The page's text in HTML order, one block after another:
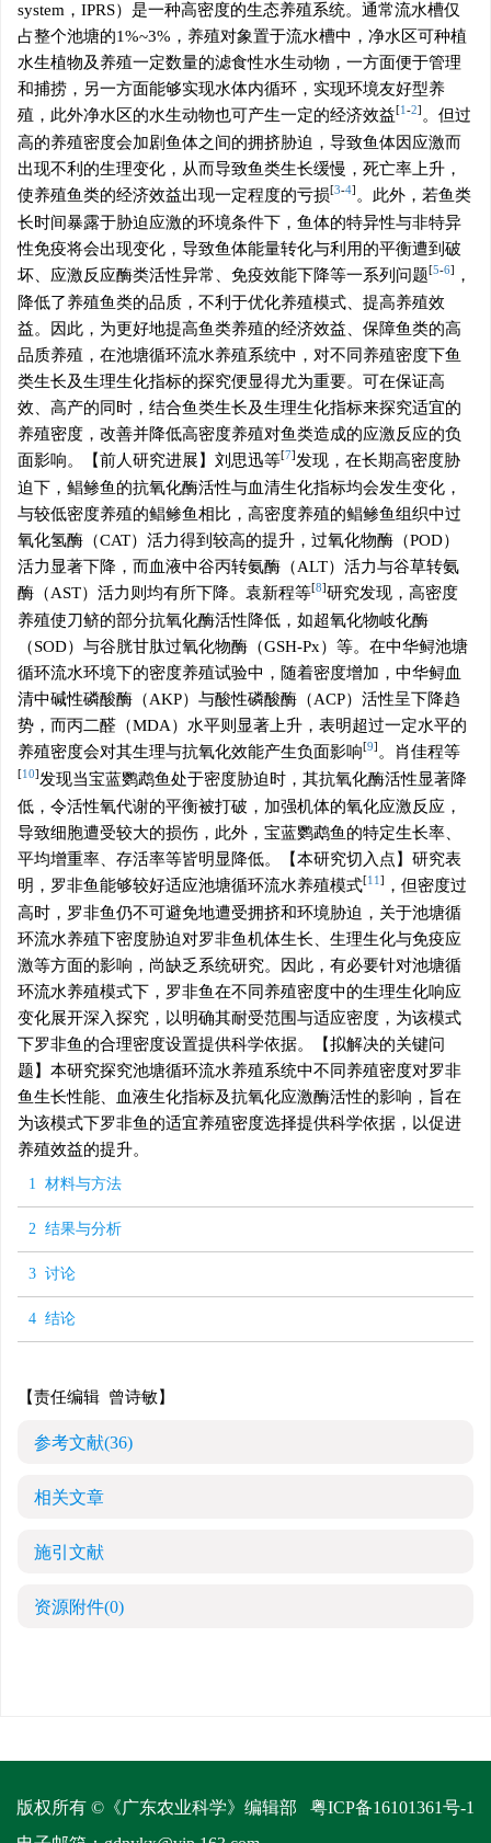
system，IPRS）是一种高密度的生态养殖系统。通常流水槽仅
占整个池塘的1%~3%，养殖对象置于流水槽中，净水区可种植
水生植物及养殖一定数量的滤食性水生动物，一方面便于管理
和捕捞，另一方面能够实现水体内循环，实现环境友好型养
殖，此外净水区的水生动物也可产生一定的经济效益[1 -2] 。但过
高的养殖密度会加剧鱼体之间的拥挤胁迫，导致鱼体因应激而
出现不利的生理变化，从而导致鱼类生长缓慢，死亡率上升，
使养殖鱼类的经济效益出现一定程度的亏损[3-4] 。此外，若鱼类
长时间暴露于胁迫应激的环境条件下，鱼体的特异性与非特异
性免疫将会出现变化，导致鱼体能量转化与利用的平衡遭到破
坏、应激反应酶类活性异常、免疫效能下降等一系列问题[5-6]
，
降低了养殖鱼类的品质，不利于优化养殖模式、提高养殖效
益。因此，为更好地提高鱼类养殖的经济效益、保障鱼类的高
品质养殖，在池塘循环流水养殖系统中，对不同养殖密度下鱼
类生长及生理生化指标的探究便显得尤为重要。可在保证高
效、高产的同时，结合鱼类生长及生理生化指标来探究适宜的
养殖密度，改善并降低高密度养殖对鱼类造成的应激反应的负
面影响。【前人研究进展】刘思迅等[7] 发现，在长期高密度胁
迫下，鲳鲹鱼的抗氧化酶活性与血清生化指标均会发生变化，
与较低密度养殖的鲳鲹鱼相比，高密度养殖的鲳鲹鱼组织中过
氧化氢酶（CAT）活力得到较高的提升，过氧化物酶（POD）
活力显著下降，而血液中谷丙转氨酶（ALT）活力与谷草转氨
酶（AST）活力则均有所下降。袁新程等[8]研究发现，高密度
养殖使刀鲚的部分抗氧化酶活性降低，如超氧化物岐化酶
（SOD）与谷胱甘肽过氧化物酶（GSH-Px）等。在中华鲟池塘
循环流水环境下的密度养殖试验中，随着密度增加，中华鲟血
清中碱性磷酸酶（AKP）与酸性磷酸酶（ACP）活性呈下降趋
势，而丙二醛（MDA）水平则显著上升，表明超过一定水平的
养殖密度会对其生理与抗氧化效能产生负面影响[9] 。肖佳程等
[10] 发现当宝蓝鹦鹉鱼处于密度胁迫时，其抗氧化酶活性显著降
低，令活性氧代谢的平衡被打破，加强机体的氧化应激反应，
导致细胞遭受较大的损伤，此外，宝蓝鹦鹉鱼的特定生长率、
平均增重率、存活率等皆明显降低。【本研究切入点】研究表
明，罗非鱼能够较好适应池塘循环流水养殖模式[11 ]
，但密度过
高时，罗非鱼仍不可避免地遭受拥挤和环境胁迫，关于池塘循
环流水养殖下密度胁迫对罗非鱼机体生长、生理生化与免疫应
激等方面的影响，尚缺乏系统研究。因此，有必要针对池塘循
环流水养殖模式下，罗非鱼在不同养殖密度中的生理生化响应
变化展开深入探究，以明确其耐受范围与适应密度，为该模式
下罗非鱼的合理密度设置提供科学依据。【拟解决的关键问
题】本研究探究池塘循环流水养殖系统中不同养殖密度对罗非
鱼生长性能、血液生化指标及抗氧化应激酶活性的影响，旨在
为该模式下罗非鱼的适宜养殖密度选择提供科学依据，以促进
养殖效益的提升。
1 材料与方法
2 结果与分析
3 讨论
4 结论
【责任编辑 曾诗敏】
参考文献(36)
相关文章
施引文献
资源附件(0)
版权所有 ©《广东农业科学》编辑部 粤ICP备16101361号-1